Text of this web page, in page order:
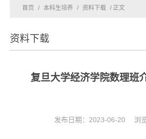
首页 / 本科生培养 / 资料下载 / 正文
资料下载
复旦大学经济学院数理班
发布日期：2023-06-20 浏览